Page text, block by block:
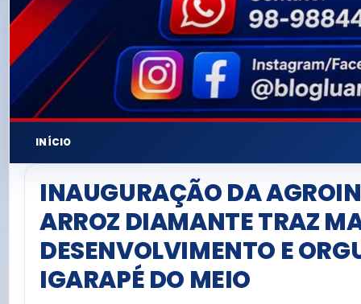
INÍCIO
INAUGURAÇÃO DA
ARROZ DIAMANTE TRAZ
DESENVOLVIMENTO E
IGARAPÉ DO MEIO